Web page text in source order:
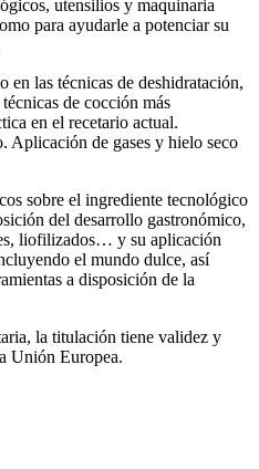
utensilios y maquinaria
para ayudarle a potenciar su
en las técnicas de deshidratación,
de cocción más
en el recetario actual.
Aplicación de gases y hielo seco
sobre el ingrediente tecnológico
del desarrollo gastronómico,
liofilizados… y su aplicación
el mundo dulce, así
a disposición de la
la titulación tiene validez y
Unión Europea.